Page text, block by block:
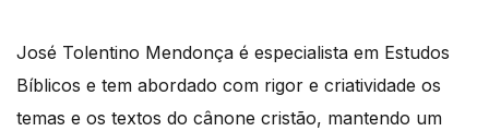
José Tolentino Mendonça é especialista em Estudos
Bíblicos e tem abordado com rigor e criatividade os
temas e os textos do cânone cristão, mantendo um